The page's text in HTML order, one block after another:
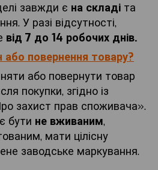
завжди є на складі та
У разі відсутності,
від 7 до 14 робочих днів.
повернення товару?
або повернути товар
покупки, згідно із
захист прав споживача».
бути не вживаним,
мати цілісну
заводське маркування.